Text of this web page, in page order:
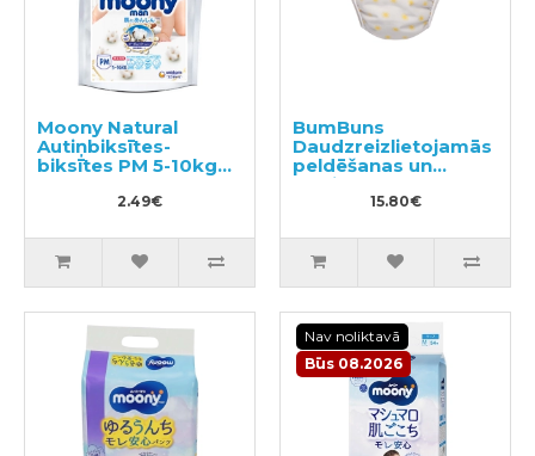
Moony Natural
Autiņbiksītes-
biksītes PM 5-10kg
2.49€
BumBuns
Daudzreizlietojamās
peldēšanas un
podiņmācību
autiņbiksīte M 11–15
15.80€
Nav noliktavā
Būs 08.2026